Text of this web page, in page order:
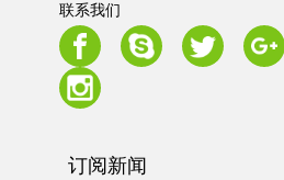
联系我们
订阅新闻